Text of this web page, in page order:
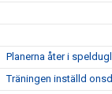
Planerna åter i
Träningen inställd